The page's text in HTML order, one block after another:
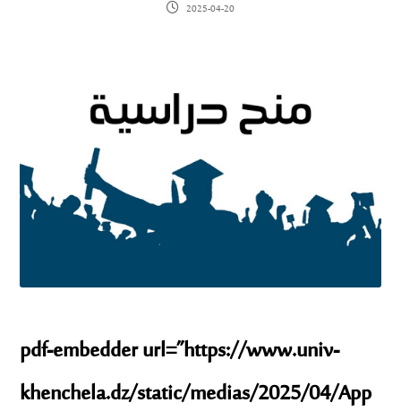
2025-04-20
pdf-embedder url=”https://www.univ-
khenchela.dz/static/medias/2025/04/App